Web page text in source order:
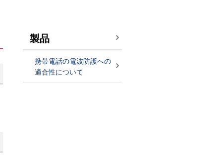
製品
携帯電話の電波防護への
適合性について